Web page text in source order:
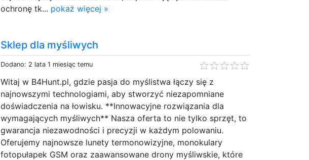
ochronę tk... pokaż więcej »
Sklep dla myśliwych
Dodano: 2 lata 1 miesiąc temu
Witaj w B4Hunt.pl, gdzie pasja do myślistwa łączy się z
najnowszymi technologiami, aby stworzyć niezapomniane
doświadczenia na łowisku. **Innowacyjne rozwiązania dla
wymagających myśliwych** Nasza oferta to nie tylko sprzęt, to
gwarancja niezawodności i precyzji w każdym polowaniu.
Oferujemy najnowsze lunety termonowizyjne, monokulary
fotopułapek GSM oraz zaawansowane drony myśliwskie, które